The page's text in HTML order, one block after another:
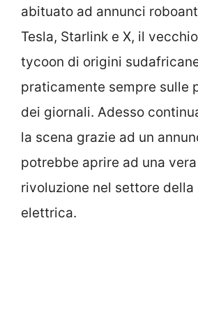
abituato ad annunci
Tesla, Starlink e X, il
tycoon di origini
praticamente sempre sulle
dei giornali. Adesso
la scena grazie ad un
potrebbe aprire ad una
rivoluzione nel settore
elettrica.